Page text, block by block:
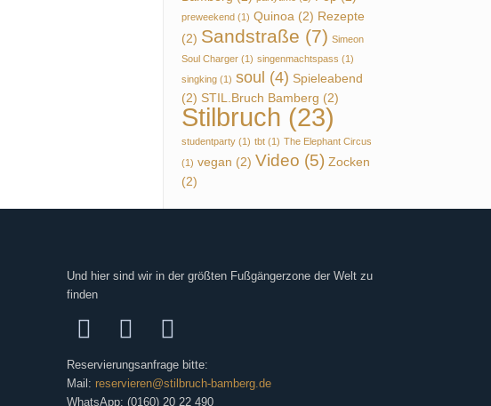
preweekend(1) Quinoa(2) Rezepte
(2) Sandstraße (7) Simeon
Soul Charger(1) singenmachtspass (1)
singking(1) soul (4) Spieleabend
(2) STIL.Bruch Bamberg (2)
Stilbruch (23)
studentparty(1) tbt(1) The Elephant Circus
(1) vegan (2) Video (5) Zocken
(2)
Und hier sind wir in der größten Fußgängerzone der Welt zu
finden
Reservierungsanfrage bitte:
Mail: reservieren@stilbruch-bamberg.de
WhatsApp: (0160) 20 22 490